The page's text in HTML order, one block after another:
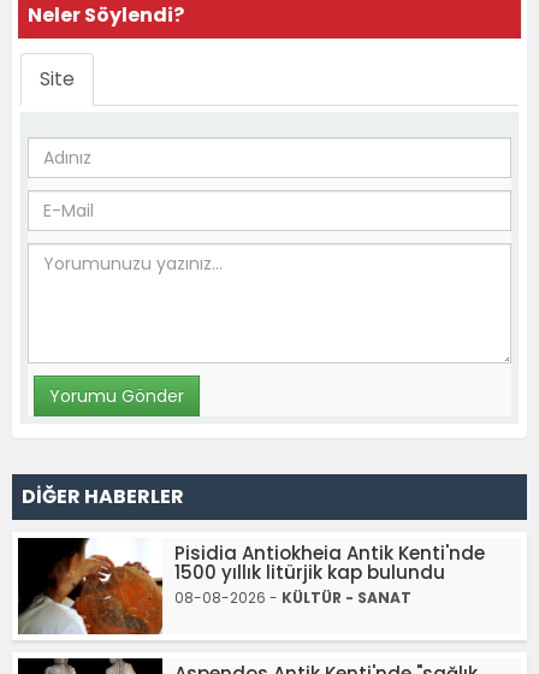
Neler Söylendi?
Site
DİĞER HABERLER
Pisidia Antiokheia Antik Kenti'nde
1500 yıllık litürjik kap bulundu
08-08-2026 - KÜLTÜR - SANAT